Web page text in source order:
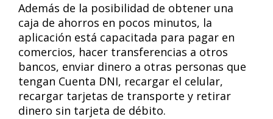
Además de la posibilidad de obtener una
caja de ahorros en pocos minutos, la
aplicación está capacitada para pagar en
comercios, hacer transferencias a otros
bancos, enviar dinero a otras personas que
tengan Cuenta DNI, recargar el celular,
recargar tarjetas de transporte y retirar
dinero sin tarjeta de débito.